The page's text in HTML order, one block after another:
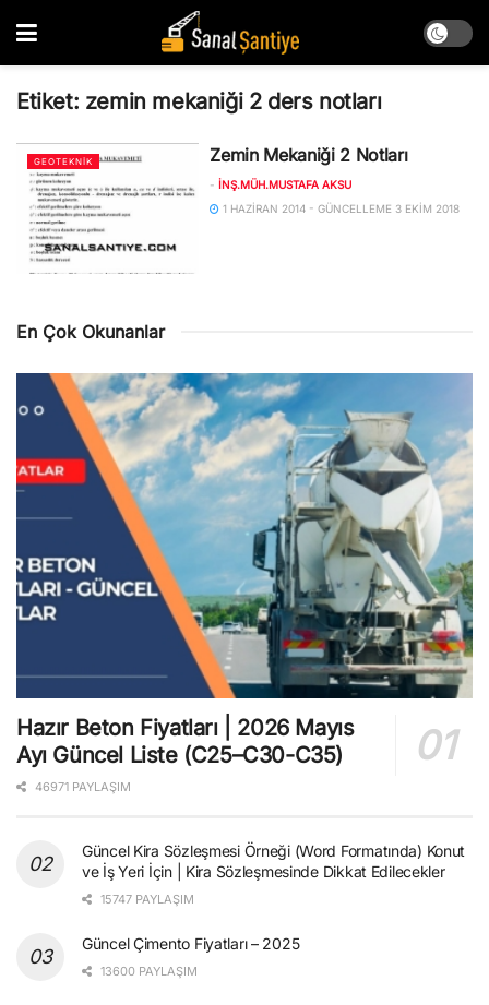
Etiket: zemin mekaniği 2 ders notları
GEOTEKNIK Zemin Mekaniği 2 Notları
- İNŞ.MÜH.MUSTAFA AKSU
1 HAZIRAN 2014 - GÜNCELLEME 3 EKIM 2018
En Çok Okunanlar
Hazır Beton Fiyatları | 2026 Mayıs
Ayı Güncel Liste (C25–C30-C35)
46971 PAYLAŞIM
Güncel Kira Sözleşmesi Örneği (Word Formatında) Konut
ve İş Yeri İçin | Kira Sözleşmesinde Dikkat Edilecekler
15747 PAYLAŞIM
Güncel Çimento Fiyatları – 2025
13600 PAYLAŞIM